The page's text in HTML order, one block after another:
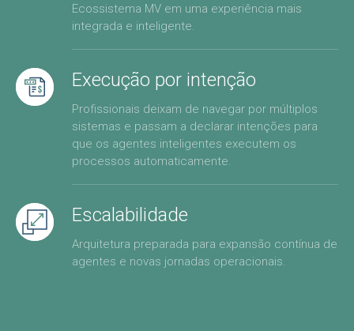
Ecossistema MV em uma experiência mais
integrada e inteligente.
Execução por intenção
Profissionais deixam de navegar por múltiplos
sistemas e passam a declarar intenções para
que os agentes inteligentes executem os
processos automaticamente.
Escalabilidade
Arquitetura preparada para expansão contínua de
agentes e novas jornadas operacionais.